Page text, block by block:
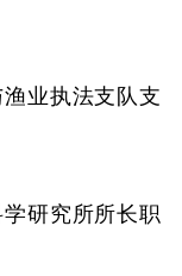
业执法支队支
研究所所长职